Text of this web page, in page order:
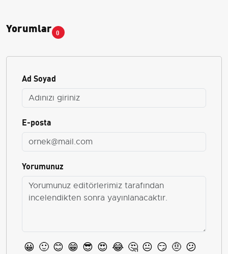
Yorumlar 0
Ad Soyad
E-posta
Yorumunuz
😀 🙂 😊 😁 😎 😍 😂 🤔 😐 😏 🤨 😕